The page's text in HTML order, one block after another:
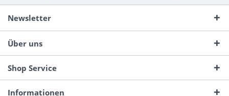
Newsletter
Über uns
Shop Service
Informationen